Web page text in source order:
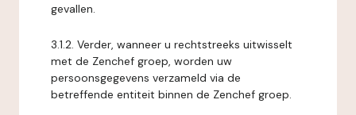
gevallen.
3.1.2. Verder, wanneer u rechtstreeks uitwisselt
met de Zenchef groep, worden uw
persoonsgegevens verzameld via de
betreffende entiteit binnen de Zenchef groep.